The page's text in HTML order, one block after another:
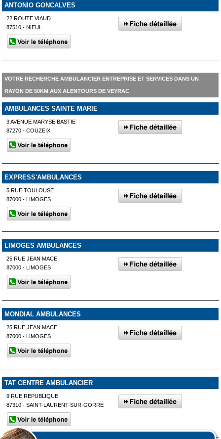
ANTONIO GONCALVES
22 ROUTE VIAUD
87510 - NIEUL
VOTRE RECHERCHE AMBULANCIER ENTREPRISE ET SERVICES DANS UN
RAYON DE 50KM AUX ALENTOURS DE VEYRAC
AMBULANCES SAINTE MARIE
3 AVENUE MARYSE BASTIE
87270 - COUZEIX
EXPRESS'AMBULANCES
5 RUE TOULOUSE
87000 - LIMOGES
LIMOGES AMBULANCES
25 RUE JEAN MACE
87000 - LIMOGES
MONDIAL AMBULANCES
25 RUE JEAN MACE
87000 - LIMOGES
TAT CENTRE AMBULANCIER
9 RUE REPUBLIQUE
87310 - SAINT-LAURENT-SUR-GORRE